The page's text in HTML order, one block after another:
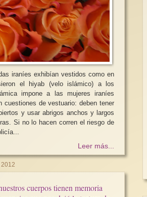
iraníes exhibían vestidos como en
el hiyab (velo islámico) a los
cuestiones de vestuario: deben tener
y usar abrigos anchos y largos
Si no lo hacen corren el riesgo de
Leer más...
cuerpos tienen memoria